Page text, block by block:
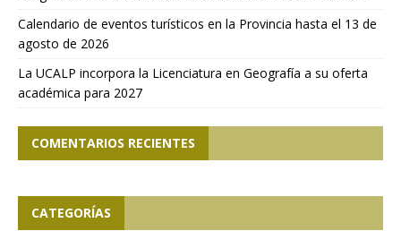
Calendario de eventos turísticos en la Provincia hasta el 13 de
agosto de 2026
La UCALP incorpora la Licenciatura en Geografía a su oferta
académica para 2027
COMENTARIOS RECIENTES
CATEGORÍAS